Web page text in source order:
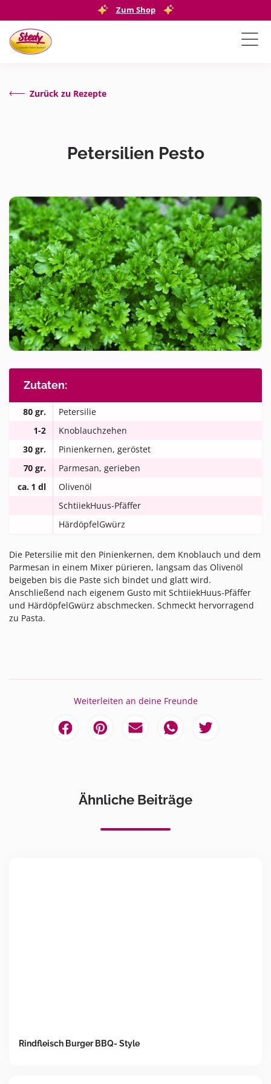
Zum Shop
Zurück zu Rezepte
Petersilien Pesto
Zutaten:
80 gr.
Petersilie
1-2
Knoblauchzehen
30 gr.
Pinienkernen, geröstet
70 gr.
Parmesan, gerieben
ca. 1 dl
Olivenöl
SchtiiekHuus-Pfäffer
HärdöpfelGwürz
Die Petersilie mit den Pinienkernen, dem Knoblauch und dem
Parmesan in einem Mixer pürieren, langsam das Olivenöl
beigeben bis die Paste sich bindet und glatt wird.
Anschließend nach eigenem Gusto mit SchtiiekHuus-Pfäffer
und HärdöpfelGwürz abschmecken. Schmeckt hervorragend
zu Pasta.
Weiterleiten an deine Freunde
Ähnliche Beiträge
Rindfleisch Burger BBQ- Style